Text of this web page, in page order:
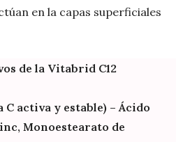
en la capas superficiales
de la Vitabrid C12
activa y estable) – Ácido
Monoestearato de